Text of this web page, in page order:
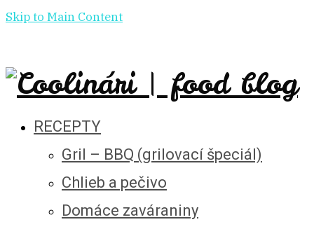
Skip to Main Content
RECEPTY
Gril – BBQ (grilovací špeciál)
Chlieb a pečivo
Domáce zaváraniny